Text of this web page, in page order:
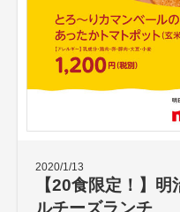
2020/1/13
【20食限定！】